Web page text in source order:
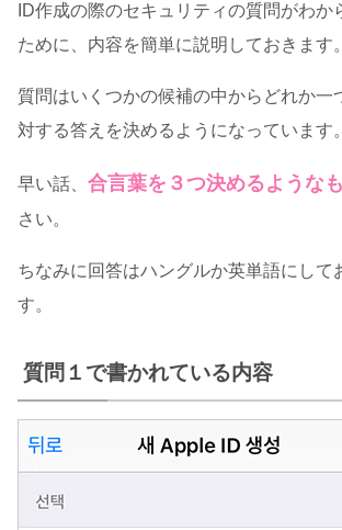
ID作成の際のセキュリティの質問がわか
ために、内容を簡単に説明しておきます。
質問はいくつかの候補の中からどれか一
対する答えを決めるようになっています。
早い話、 合言葉を３つ決めるような
さい。
ちなみに回答はハングルか英単語にして
す。
質問１で書かれている内容